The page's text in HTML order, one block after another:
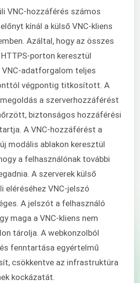
VNC-hozzáférés számos
kínál a külső VNC-kliens
Azáltal, hogy az összes
porton keresztül
VNC-adatforgalom teljes
végpontig titkosított. A
a szerverhozzáférést
biztonságos hozzáférési
A VNC-hozzáférést a
modális ablakon keresztül
a felhasználónak további
A szerverek külső
eléréséhez VNC-jelszó
A jelszót a felhasználó
maga a VNC-kliens nem
tárolja. A webkonzolból
fenntartása egyértelmű
csökkentve az infrastruktúra
kockázatát.